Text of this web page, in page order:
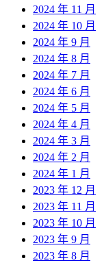
2024 年 11 月
2024 年 10 月
2024 年 9 月
2024 年 8 月
2024 年 7 月
2024 年 6 月
2024 年 5 月
2024 年 4 月
2024 年 3 月
2024 年 2 月
2024 年 1 月
2023 年 12 月
2023 年 11 月
2023 年 10 月
2023 年 9 月
2023 年 8 月